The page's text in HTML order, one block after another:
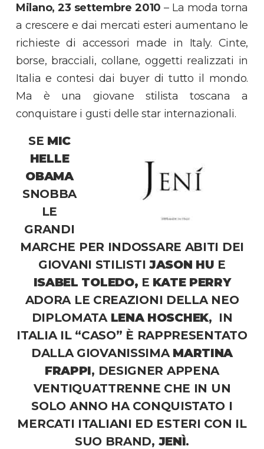
Milano, 23 settembre 2010– La moda torna
a crescere e dai mercati esteri aumentano le
richieste di accessori made in Italy. Cinte,
borse, bracciali, collane, oggetti realizzati in
Italia e contesi dai buyer di tutto il mondo.
Ma è una giovane stilista toscana a
conquistare i gusti delle star internazionali.
SE MIC
HELLE
OBAMA
SNOBBA
LE
GRANDI
MARCHE PER INDOSSARE ABITI DEI
GIOVANI STILISTI JASON HU E
ISABEL TOLEDO, E KATE PERRY
ADORA LE CREAZIONI DELLA NEO
DIPLOMATA LENA HOSCHEK, IN
ITALIA IL “CASO” È RAPPRESENTATO
DALLA GIOVANISSIMA MARTINA
FRAPPI, DESIGNER APPENA
VENTIQUATTRENNE CHE IN UN
SOLO ANNO HA CONQUISTATO I
MERCATI ITALIANI ED ESTERI CON IL
SUO BRAND, JENÌ.